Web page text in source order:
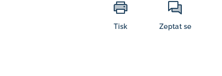
Tisk Zeptat se